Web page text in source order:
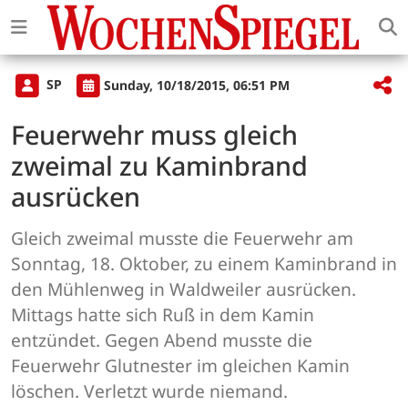
SP Sunday, 10/18/2015, 06:51 PM
Feuerwehr muss gleich
zweimal zu Kaminbrand
ausrücken
Gleich zweimal musste die Feuerwehr am
Sonntag, 18. Oktober, zu einem Kaminbrand in
den Mühlenweg in Waldweiler ausrücken.
Mittags hatte sich Ruß in dem Kamin
entzündet. Gegen Abend musste die
Feuerwehr Glutnester im gleichen Kamin
löschen. Verletzt wurde niemand.